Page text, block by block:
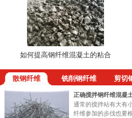
如何提高钢纤维混凝土的粘合
散钢纤维 铣削钢纤维 剪切
正确搅拌钢纤维混凝
通常的搅拌站有大有
纤维参加的步伐也要